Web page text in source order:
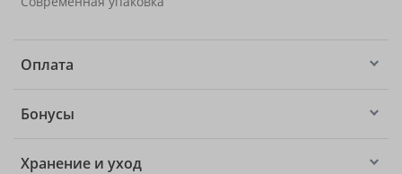
Оплата
Бонусы
Хранение и уход